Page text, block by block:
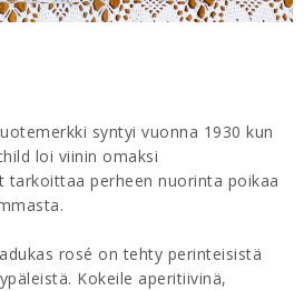
syntyi vuonna 1930 kun
loi viinin omaksi
tarkoittaa perheen nuorinta poikaa
rosé on tehty perinteisistä
Kokeile aperitiivinä,